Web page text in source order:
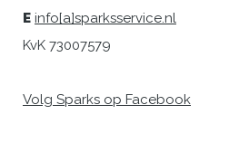
E info[a]sparksservice.nl
KvK 73007579
Volg Sparks op Facebook